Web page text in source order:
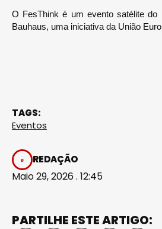
O FesThink é um evento satélite do
Bauhaus, uma iniciativa da União
TAGS:
Eventos
REDAÇÃO
Maio 29, 2026 . 12:45
PARTILHE ESTE ARTIGO: